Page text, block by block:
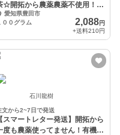
☆開拓から農薬農薬不使用！有
栽培かぶせ茶
愛知県豊田市
００グラム
2,088円
+送料210円
石川龍樹
文から2~7日で発送
【スマートレター発送】開拓から
度も農薬使ってません！有機抹